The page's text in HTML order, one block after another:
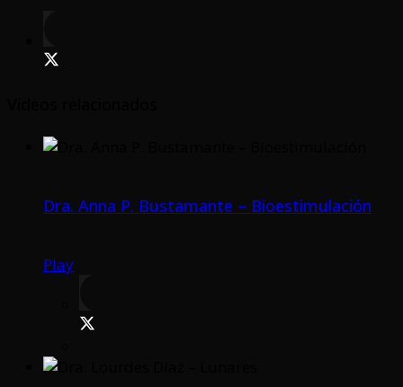
Dra. Anna P. Bustamante – Bioestimulación
Play